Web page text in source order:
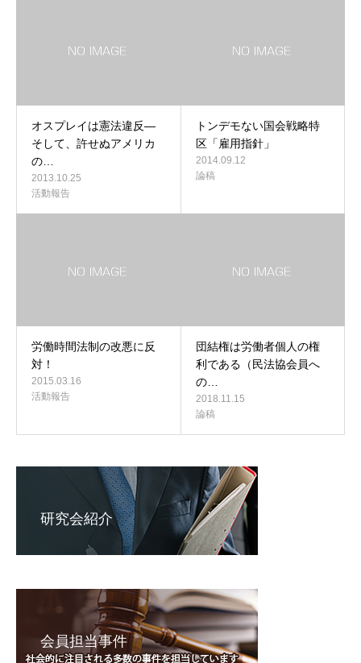
オスプレイは憲法違反―
そして、許せぬアメリカ
の…
2013.10.25
活動報告
トンデモない国会戦略特
区「雇用指針」
2014.09.12
論稿
労働時間法制の改悪に反
対！
2015.03.16
活動報告
団結権は労働者個人の権
利である（民法協会員へ
の…
2018.11.15
論稿
研究会紹介
会員担当事件